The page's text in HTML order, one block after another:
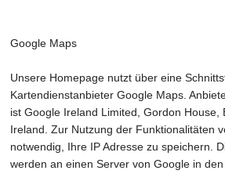
Google Maps
Unsere Homepage nutzt über eine
Kartendienstanbieter Google Maps.
ist Google Ireland Limited, Gordon House,
Ireland. Zur Nutzung der Funktionalitäten
notwendig, Ihre IP Adresse zu speichern.
werden an einen Server von Google in